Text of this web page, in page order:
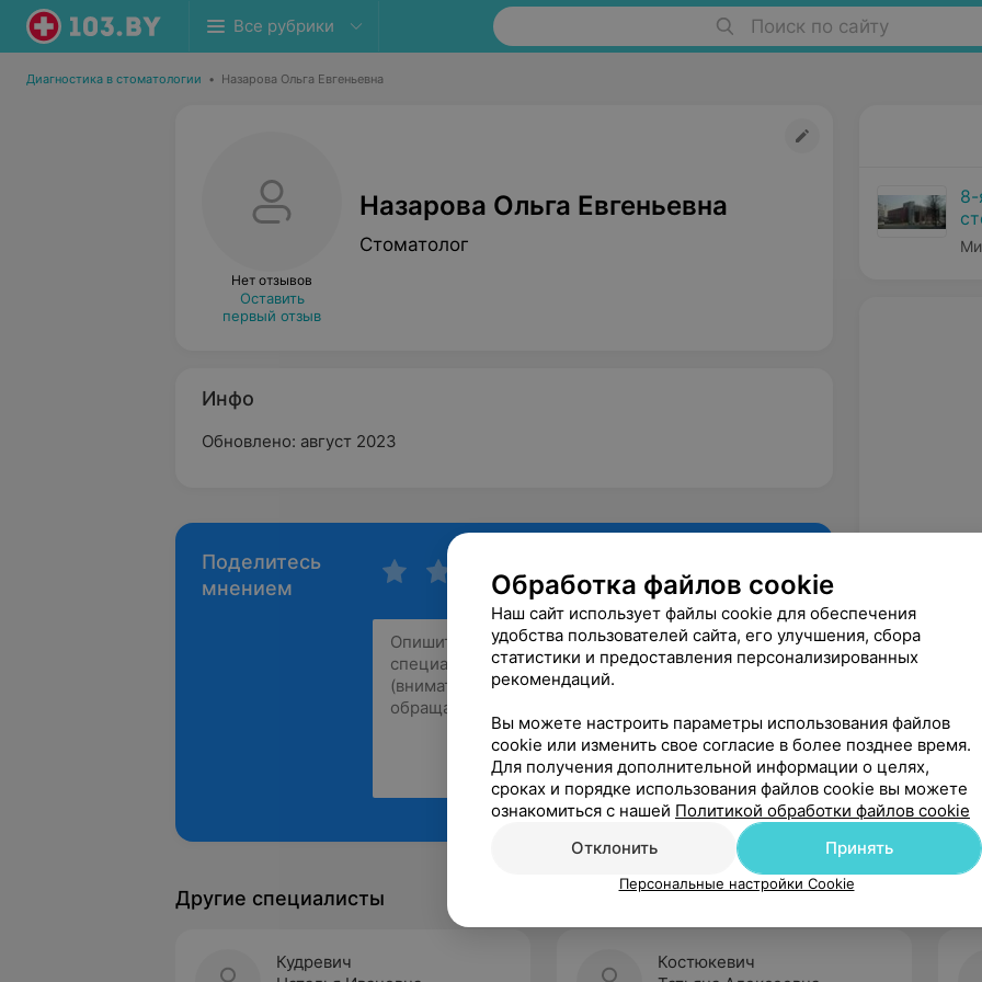
Все рубрики Поиск по сайту
Диагностика в стоматологии • Назарова Ольга Евгеньевна
Нет отзывов
Оставить
первый отзыв
Назарова Ольга Евгеньевна
Стоматолог
Инфо
Обновлено: август 2023
Поделитесь
мнением
Рекомендую
8-
Другие специалисты
Кудревич
Костюкевич
Обработка файлов cookie
Наш сайт использует файлы cookie для обеспечения
удобства пользователей сайта, его улучшения, сбора
статистики и предоставления персонализированных
рекомендаций.
Вы можете настроить параметры использования файлов
cookie или изменить свое согласие в более позднее время.
Для получения дополнительной информации о целях,
сроках и порядке использования файлов cookie вы можете
ознакомиться с нашей Политикой обработки файлов cookie
Отклонить
Принять
Персональные настройки Cookie